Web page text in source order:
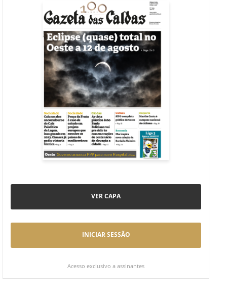
VER CAPA
INICIAR SESSÃO
Acesso exclusivo a assinantes